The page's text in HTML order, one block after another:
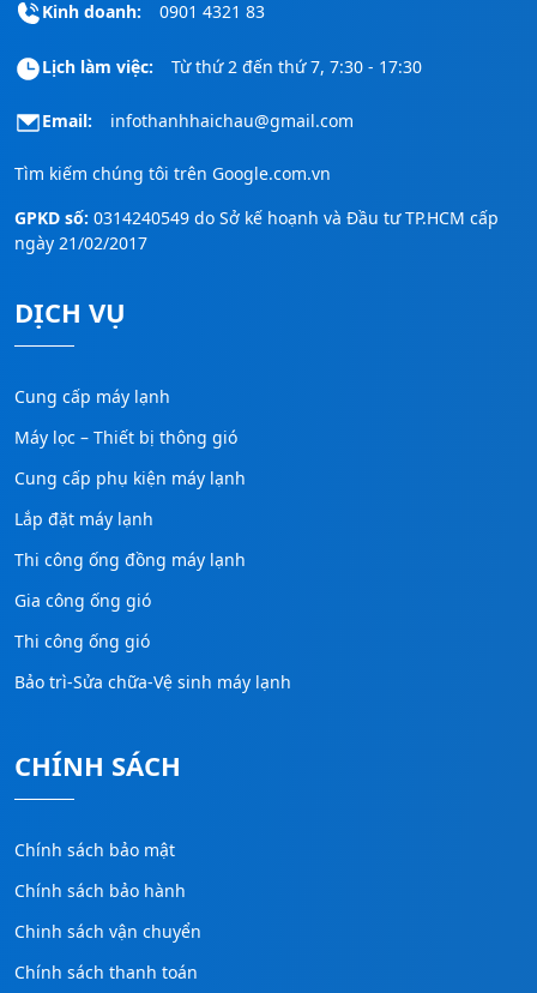
Kinh doanh: 0901 4321 83
Lịch làm việc: Từ thứ 2 đến thứ 7, 7:30 - 17:30
Email: infothanhhaichau@gmail.com
Tìm kiếm chúng tôi trên Google.com.vn
GPKD số: 0314240549 do Sở kế hoạnh và Đầu tư TP.HCM cấp
ngày 21/02/2017
DỊCH VỤ
Cung cấp máy lạnh
Máy lọc – Thiết bị thông gió
Cung cấp phụ kiện máy lạnh
Lắp đặt máy lạnh
Thi công ống đồng máy lạnh
Gia công ống gió
Thi công ống gió
Bảo trì-Sửa chữa-Vệ sinh máy lạnh
CHÍNH SÁCH
Chính sách bảo mật
Chính sách bảo hành
Chinh sách vận chuyển
Chính sách thanh toán